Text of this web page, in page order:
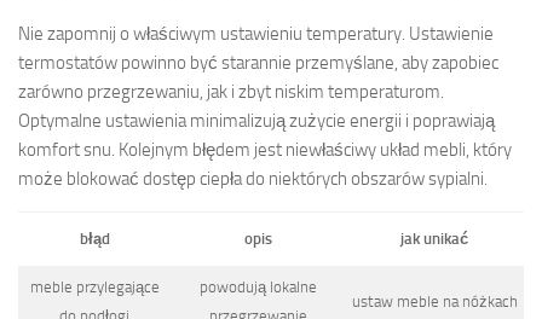
Nie zapomnij o właściwym ustawieniu temperatury. Ustawienie
termostatów powinno być starannie przemyślane, aby zapobiec
zarówno przegrzewaniu, jak i zbyt niskim temperaturom.
Optymalne ustawienia minimalizują zużycie energii i poprawiają
komfort snu. Kolejnym błędem jest niewłaściwy układ mebli, który
może blokować dostęp ciepła do niektórych obszarów sypialni.
błąd opis jak unikać
meble przylegające
powodują lokalne
ustaw meble na nóżkach